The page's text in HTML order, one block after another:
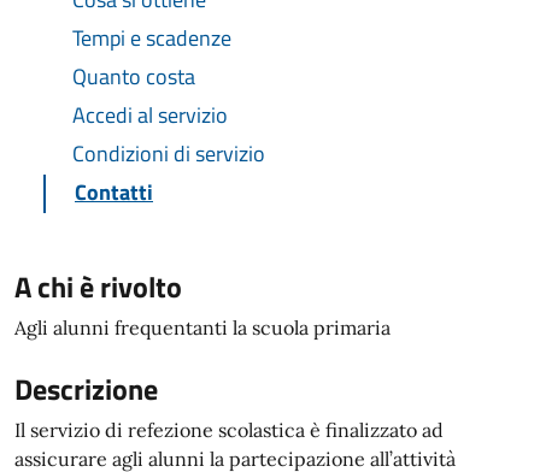
Tempi e scadenze
Quanto costa
Accedi al servizio
Condizioni di servizio
Contatti
A chi è rivolto
Agli alunni frequentanti la scuola primaria
Descrizione
Il servizio di refezione scolastica è finalizzato ad
assicurare agli alunni la partecipazione all’attività